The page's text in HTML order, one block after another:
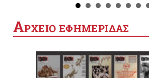
ΑΡΧΕΙΟ ΕΦΗΜΕΡΙΔΑΣ